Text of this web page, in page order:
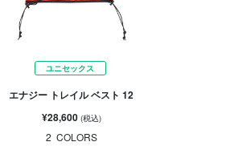
ユニセックス
エナジー トレイル ベスト 12
¥28,600 (税込)
2 COLORS